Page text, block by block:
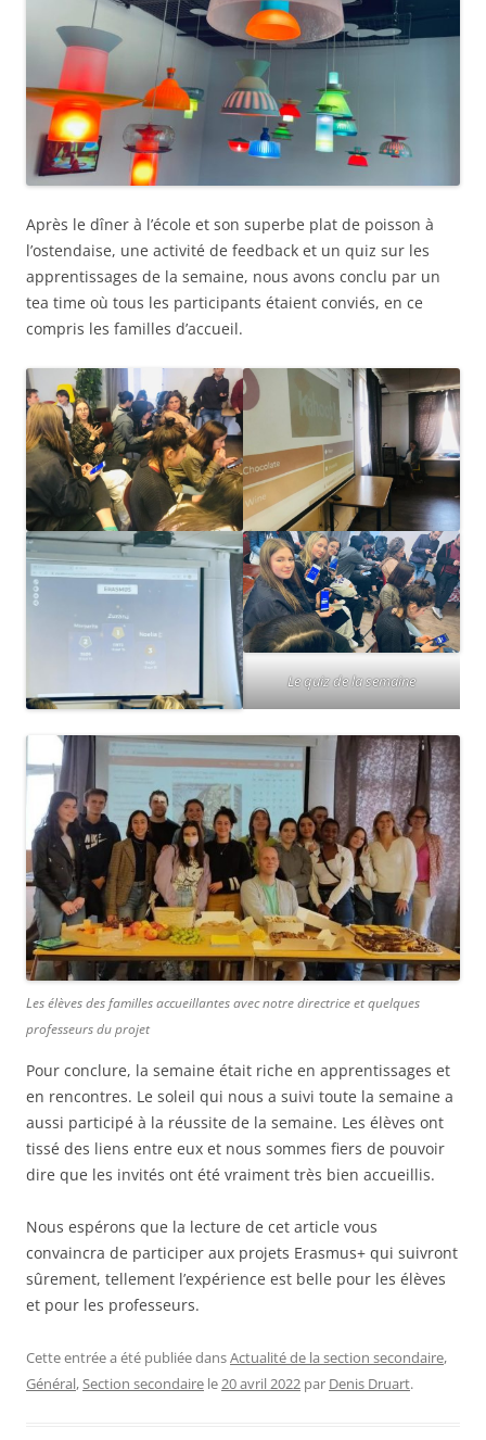
Après le dîner à l’école et son superbe plat de poisson à
l’ostendaise, une activité de feedback et un quiz sur les
apprentissages de la semaine, nous avons conclu par un
tea time où tous les participants étaient conviés, en ce
compris les familles d’accueil.
Le quiz de la semaine
Les élèves des familles accueillantes avec notre directrice et quelques
professeurs du projet
Pour conclure, la semaine était riche en apprentissages et
en rencontres. Le soleil qui nous a suivi toute la semaine a
aussi participé à la réussite de la semaine. Les élèves ont
tissé des liens entre eux et nous sommes fiers de pouvoir
dire que les invités ont été vraiment très bien accueillis.
Nous espérons que la lecture de cet article vous
convaincra de participer aux projets Erasmus+ qui suivront
sûrement, tellement l’expérience est belle pour les élèves
et pour les professeurs.
Cette entrée a été publiée dansActualité de la section secondaire,
Général,Section secondaire le20 avril 2022 par Denis Druart.